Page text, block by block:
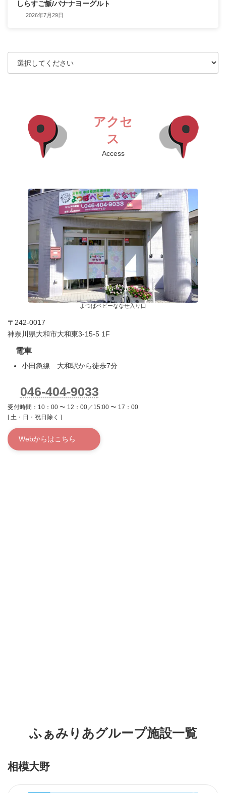
しらすご飯/バナナヨーグルト
2026年7月29日
アクセ
ス
Access
よつばベビーななせ入り口
〒242-0017
神奈川県大和市大和東3-15-5 1F
電車
小田急線 大和駅から徒歩7分
046-404-9033
受付時間：10：00 〜 12：00／15:00 〜 17：00
[ 土・日・祝日除く ]
Webからはこちら
ふぁみりあグループ施設一覧
相模大野